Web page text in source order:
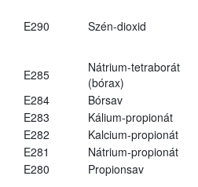
E290 Szén-dioxid
E285
Nátrium-tetraborát
(bórax)
E284
Bórsav
E283
Kálium-propionát
E282
Kalcium-propionát
E281
Nátrium-propionát
E280
Propionsav